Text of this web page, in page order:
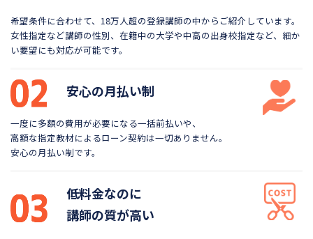
希望条件に合わせて、18万人超の登録講師の中から ご紹介しています。
女性指定など講師の性別、在籍中の大学や中高の出身校指定など、細か
い要望にも対応が可能です。
安心の月払い制
一度に多額の費用が必要になる一括前払いや、
高額な指定教材によるローン契約は一切ありません。
安心の月払い制です。
低料金なのに
講師の質が高い